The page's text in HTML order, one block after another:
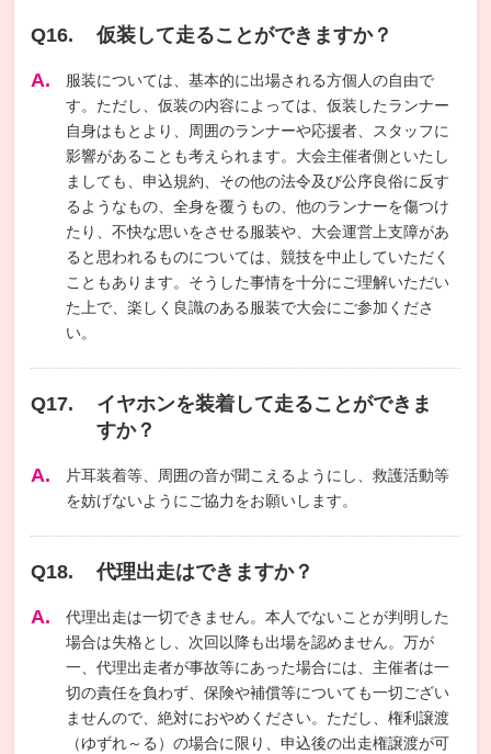
仮装して走ることができますか？
服装については、基本的に出場される方個人の自由で
す。ただし、仮装の内容によっては、仮装したランナー
自身はもとより、周囲のランナーや応援者、スタッフに
影響があることも考えられます。大会主催者側といたし
ましても、申込規約、その他の法令及び公序良俗に反す
るようなもの、全身を覆うもの、他のランナーを傷つけ
たり、不快な思いをさせる服装や、大会運営上支障があ
ると思われるものについては、競技を中止していただく
こともあります。そうした事情を十分にご理解いただい
た上で、楽しく良識のある服装で大会にご参加くださ
い。
イヤホンを装着して走ることができま
すか？
片耳装着等、周囲の音が聞こえるようにし、救護活動等
を妨げないようにご協力をお願いします。
代理出走はできますか？
代理出走は一切できません。本人でないことが判明した
場合は失格とし、次回以降も出場を認めません。万が
一、代理出走者が事故等にあった場合には、主催者は一
切の責任を負わず、保険や補償等についても一切ござい
ませんので、絶対におやめください。ただし、権利譲渡
（ゆずれ～る）の場合に限り、申込後の出走権譲渡が可